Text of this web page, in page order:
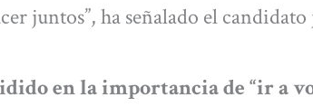
juntos”, ha señalado el candidato
en la importancia de “ir a